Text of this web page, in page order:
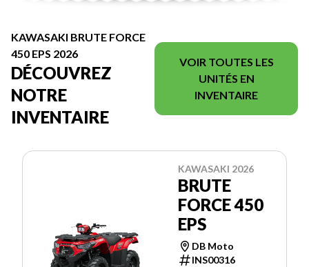
KAWASAKI BRUTE FORCE
450 EPS 2026
DÉCOUVREZ
NOTRE
INVENTAIRE
VOIR TOUTES LES
UNITÉS EN
INVENTAIRE
KAWASAKI 2026
BRUTE
FORCE 450
EPS
DB Moto
INS00316